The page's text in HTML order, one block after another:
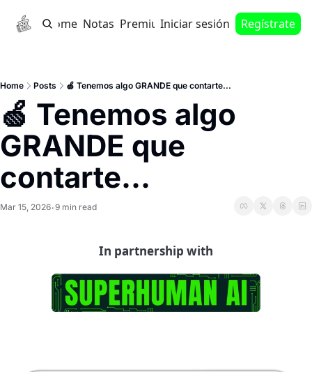
Home Notas PremiumIniciar sesión Regístrate
Home Posts 🍏 Tenemos algo GRANDE que contarte...
🍏 Tenemos algo
GRANDE que
contarte...
Mar 15, 2026•9 min read
In partnership with